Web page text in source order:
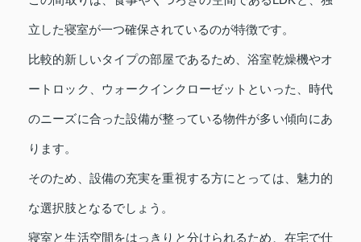
立した寝室が一つ確保されているのが特徴です。
比較的新しいタイプの部屋であるため、浴室乾燥機やオ
ートロック、ウォークインクローゼットといった、時代
のニーズに合った設備が整っている物件が多い傾向にあ
ります。
そのため、設備の充実を重視する方にとっては、魅力的
な選択肢となるでしょう。
寝室と生活空間をはっきりと分けられるため、在宅で仕